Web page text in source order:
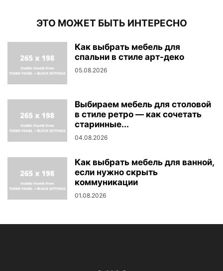
ЭТО МОЖЕТ БЫТЬ ИНТЕРЕСНО
Как выбрать мебель для
спальни в стиле арт-деко
05.08.2026
Выбираем мебель для столовой
в стиле ретро — как сочетать
старинные...
04.08.2026
Как выбрать мебель для ванной,
если нужно скрыть
коммуникации
01.08.2026